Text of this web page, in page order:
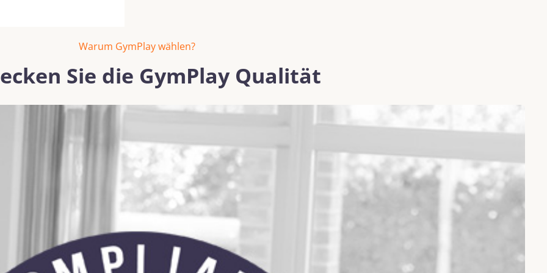
Warum GymPlay wählen?
Sie die GymPlay Qualität